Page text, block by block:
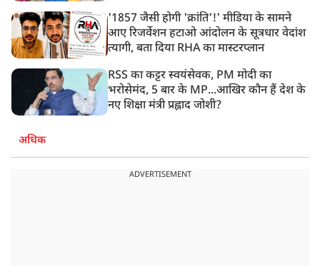
'1857 जैसी होगी 'क्रांति'!' मीडिया के सामने
आए रिजर्वेशन हटाओ आंदोलन के सूत्रधार वेदांश
त्यागी, बता दिया RHA का मास्टरप्लान
RSS का कट्टर स्वयंसेवक, PM मोदी का
भरोसेमंद, 5 बार के MP...आखिर कौन हैं देश के
नए शिक्षा मंत्री प्रह्लाद जोशी?
अधिक
ADVERTISEMENT